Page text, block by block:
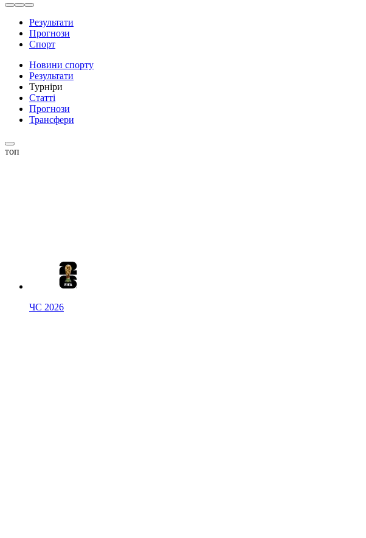
Результати
Прогнози
Спорт
Новини спорту
Результати
Турніри
Статті
Прогнози
Трансфери
топ
ЧС 2026